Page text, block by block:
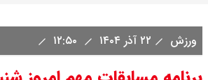
ورزش ۲۲ آذر ۱۴۰۴